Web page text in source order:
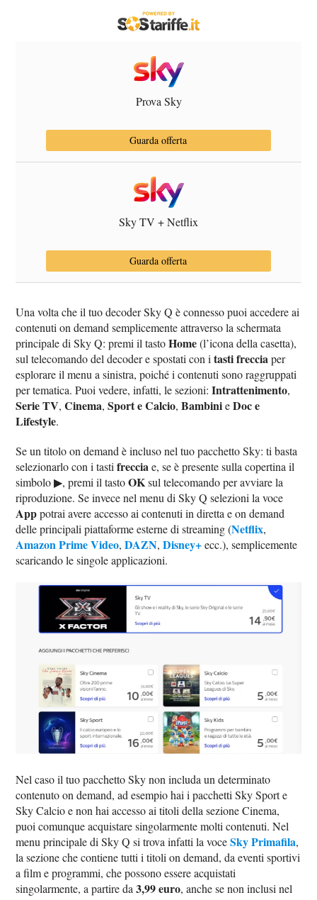
Prova Sky
Guarda offerta
Sky TV + Netflix
Guarda offerta
Una volta che il tuo decoder Sky Q è connesso puoi accedere ai
contenuti on demand semplicemente attraverso la schermata
principale di Sky Q: premi il tastoHome(l’icona della casetta),
sul telecomando del decoder e spostati con itasti frecciaper
esplorare il menu a sinistra, poiché i contenuti sono raggruppati
per tematica. Puoi vedere, infatti, le sezioni:Intrattenimento,
Serie TV,Cinema,Sport e Calcio,BambinieDoc e
Lifestyle.
Se un titolo on demand è incluso nel tuo pacchetto Sky: ti basta
selezionarlo con i tastifrecciae, se è presente sulla copertina il
simbolo ▶︎, premi il tastoOKsul telecomando per avviare la
riproduzione. Se invece nel menu di Sky Q selezioni la voce
Apppotrai avere accesso ai contenuti in diretta e on demand
delle principali piattaforme esterne di streaming (Netflix,
Amazon Prime Video,DAZN,Disney+ecc.), semplicemente
scaricando le singole applicazioni.
Nel caso il tuo pacchetto Sky non includa un determinato
contenuto on demand, ad esempio hai i pacchetti Sky Sport e
Sky Calcio e non hai accesso ai titoli della sezione Cinema,
puoi comunque acquistare singolarmente molti contenuti. Nel
menu principale di Sky Q si trova infatti la voceSky Primafila,
la sezione che contiene tutti i titoli on demand, da eventi sportivi
a film e programmi, che possono essere acquistati
singolarmente, a partire da3,99 euro, anche se non inclusi nel